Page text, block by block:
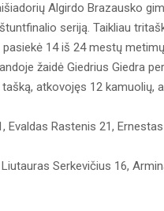
Algirdo Brazausko
seriją. Taikliau
14 iš 24 mestų
žaidė Giedrius Giedra
atkovojęs 12 kamuolių,
Evaldas Rastenis 21,
Liutauras Serkevičius 16,